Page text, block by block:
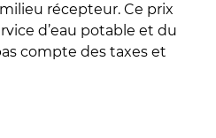
récepteur. Ce prix
d’eau potable et du
compte des taxes et